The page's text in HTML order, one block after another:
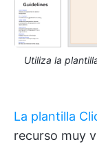
Utiliza la
La plantilla
recurso muy